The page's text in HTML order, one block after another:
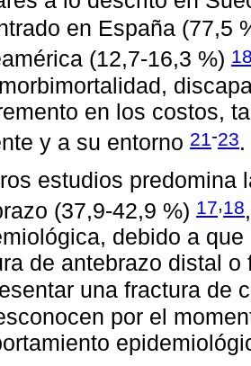
en España (77,5
(12,7-16,3 %)
en los costos,
y a su entorno 21 -23.
estudios predomina
(37,9-42,9 %) 17,18
debido a
de antebrazo distal
una fractura de
por el